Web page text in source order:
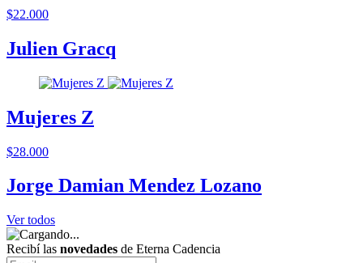
$22.000
Julien Gracq
Mujeres Z
$28.000
Jorge Damian Mendez Lozano
Ver todos
Recibí las novedades de Eterna Cadencia